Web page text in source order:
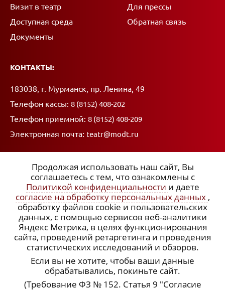
Визит в театр
Доступная среда
Документы
Для прессы
Обратная связь
КОНТАКТЫ:
Адрес:
183038, г. Мурманск, пр. Ленина, 49
Телефон кассы: 8 (8152) 408-202
Телефон приемной: 8 (8152) 408-209
Электронная почта: teatr@modt.ru
ССЫЛКИ:
Политика конфиденциальности
Согласие на обработку персональных данных
Продолжая использовать наш сайт, Вы
соглашаетесь с тем, что ознакомлены с
Политикой конфиденциальности и даете
согласие на обработку персональных данных ,
обработку файлов cookie и пользовательских
данных, с помощью сервисов веб-аналитики
Яндекс Метрика, в целях функционирования
сайта, проведений ретаргетинга и проведения
статистических исследований и обзоров.
Если вы не хотите, чтобы ваши данные
обрабатывались, покиньте сайт.
(Требование ФЗ № 152. Статья 9 "Согласие